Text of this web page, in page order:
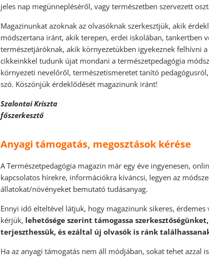
jeles nap megünnepléséről, vagy természetben szervezett
Magazinunkat azoknak az olvasóknak szerkesztjük, akik
módszertana iránt, akik terepen, erdei iskolában, tankertben
természetjáróknak, akik környezetükben igyekeznek felhívni
cikkeinkkel tudunk újat mondani a természetpedagógia
környezeti nevelőről, természetismeretet tanító
szó. Köszönjük érdeklődését magazinunk iránt!
Szalontai Kriszta
főszerkesztő
Anyagi támogatás, megosztások kérése
A Természetpedagógia magazin már egy éve ingyenesen,
kapcsolatos hírekre, információkra kíváncsi, legyen az
állatokat/növényeket bemutató tudásanyag.
Ennyi idő elteltével látjuk, hogy magazinunk sikeres,
kérjük, lehetősége szerint támogassa
terjeszthessük, és ezáltal új olvasók is ránk
Ha az anyagi támogatás nem áll módjában, sokat tehet azzal